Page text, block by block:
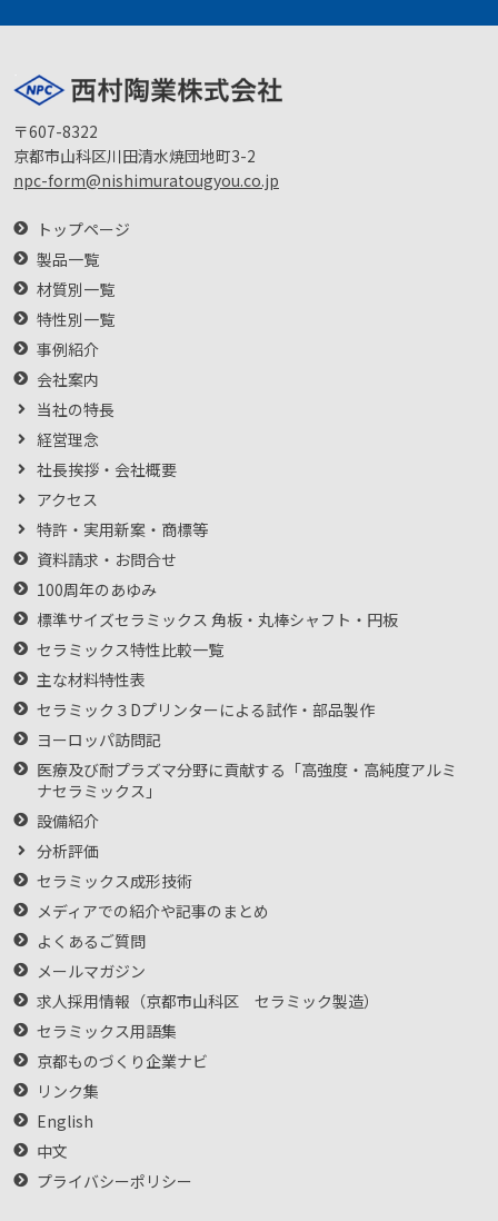
〒607-8322
京都市山科区川田清水焼団地町3-2
npc-form@nishimuratougyou.co.jp
トップページ
製品一覧
材質別一覧
特性別一覧
事例紹介
会社案内
当社の特長
経営理念
社長挨拶・会社概要
アクセス
特許・実用新案・商標等
資料請求・お問合せ
100周年のあゆみ
標準サイズセラミックス 角板・丸棒シャフト・円板
セラミックス特性比較一覧
主な材料特性表
セラミック３Dプリンターによる試作・部品製作
ヨーロッパ訪問記
医療及び耐プラズマ分野に貢献する「高強度・高純度アルミ
ナセラミックス」
設備紹介
分析評価
セラミックス成形技術
メディアでの紹介や記事のまとめ
よくあるご質問
メールマガジン
求人採用情報（京都市山科区 セラミック製造）
セラミックス用語集
京都ものづくり企業ナビ
リンク集
English
中文
プライバシーポリシー